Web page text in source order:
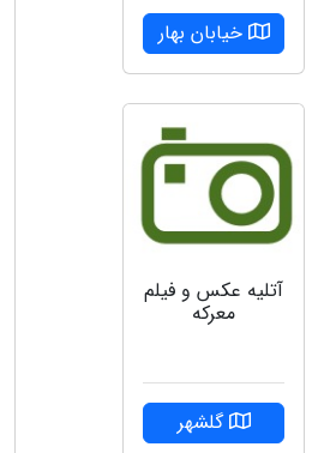
خیابان بهار
آتلیه عکس و فیلم
معرکه
گلشهر